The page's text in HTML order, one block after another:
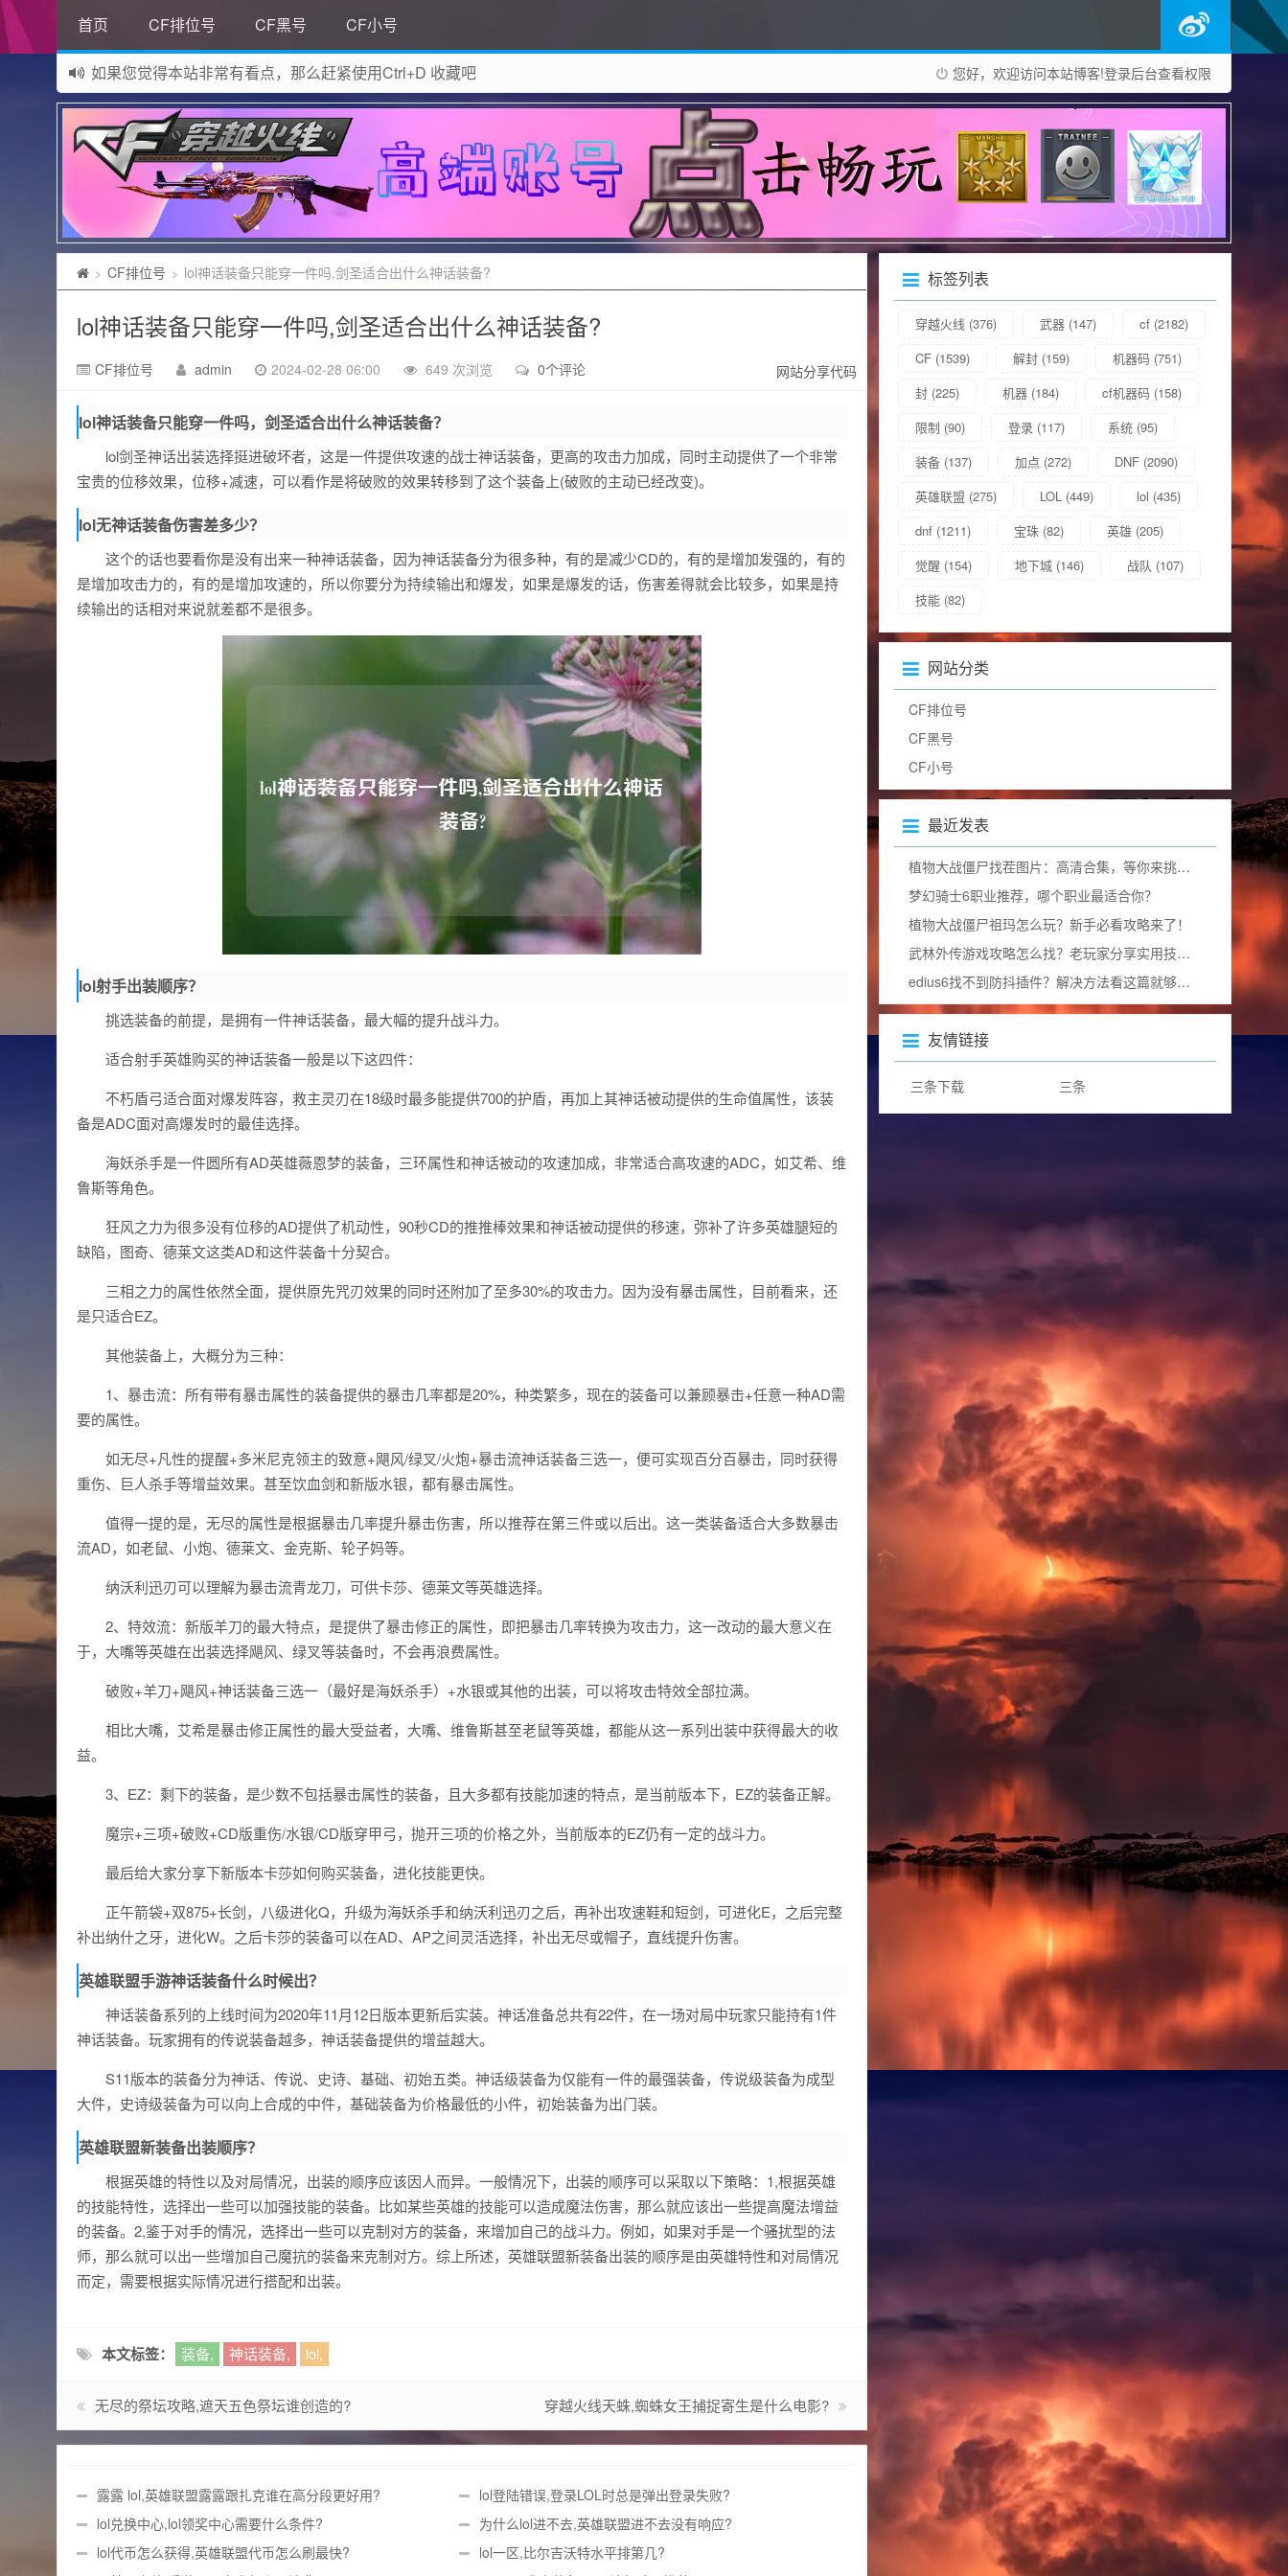
首页 CF排位号 CF黑号 CF小号
您好，欢迎访问本站博客!登录后台查看权限
如果您觉得本站非常有看点，那么赶紧使用Ctrl+D 收藏吧
网站所有资源均来自网络，如有侵权请联系站长删除！
> CF排位号 > lol神话装备只能穿一件吗,剑圣适合出什么神话装备?
lol神话装备只能穿一件吗,剑圣适合出什么神话装备?
CF排位号 admin 2024-02-28 06:00 649 次浏览 0个评论 网站分享代码
lol神话装备只能穿一件吗，剑圣适合出什么神话装备？
lol剑圣神话出装选择挺进破坏者，这是一件提供攻速的战士神话装备，更高的攻击力加成，同时主动提供了一个非常
宝贵的位移效果，位移+减速，可以看作是将破败的效果转移到了这个装备上(破败的主动已经改变)。
lol无神话装备伤害差多少？
这个的话也要看你是没有出来一种神话装备，因为神话装备分为很多种，有的是减少CD的，有的是增加发强的，有的
是增加攻击力的，有的是增加攻速的，所以你要分为持续输出和爆发，如果是爆发的话，伤害差得就会比较多，如果是持
续输出的话相对来说就差都不是很多。
lol射手出装顺序？
挑选装备的前提，是拥有一件神话装备，最大幅的提升战斗力。
适合射手英雄购买的神话装备一般是以下这四件：
不朽盾弓适合面对爆发阵容，救主灵刃在18级时最多能提供700的护盾，再加上其神话被动提供的生命值属性，该装
备是ADC面对高爆发时的最佳选择。
海妖杀手是一件圆所有AD英雄薇恩梦的装备，三环属性和神话被动的攻速加成，非常适合高攻速的ADC，如艾希、维
鲁斯等角色。
狂风之力为很多没有位移的AD提供了机动性，90秒CD的推推棒效果和神话被动提供的移速，弥补了许多英雄腿短的
缺陷，图奇、德莱文这类AD和这件装备十分契合。
三相之力的属性依然全面，提供原先咒刃效果的同时还附加了至多30%的攻击力。因为没有暴击属性，目前看来，还
是只适合EZ。
其他装备上，大概分为三种：
1、暴击流：所有带有暴击属性的装备提供的暴击几率都是20%，种类繁多，现在的装备可以兼顾暴击+任意一种AD需
要的属性。
如无尽+凡性的提醒+多米尼克领主的致意+飓风/绿叉/火炮+暴击流神话装备三选一，便可实现百分百暴击，同时获得
重伤、巨人杀手等增益效果。甚至饮血剑和新版水银，都有暴击属性。
值得一提的是，无尽的属性是根据暴击几率提升暴击伤害，所以推荐在第三件或以后出。这一类装备适合大多数暴击
流AD，如老鼠、小炮、德莱文、金克斯、轮子妈等。
纳沃利迅刃可以理解为暴击流青龙刀，可供卡莎、德莱文等英雄选择。
2、特效流：新版羊刀的最大特点，是提供了暴击修正的属性，即把暴击几率转换为攻击力，这一改动的最大意义在
于，大嘴等英雄在出装选择飓风、绿叉等装备时，不会再浪费属性。
破败+羊刀+飓风+神话装备三选一（最好是海妖杀手）+水银或其他的出装，可以将攻击特效全部拉满。
相比大嘴，艾希是暴击修正属性的最大受益者，大嘴、维鲁斯甚至老鼠等英雄，都能从这一系列出装中获得最大的收
益。
3、EZ：剩下的装备，是少数不包括暴击属性的装备，且大多都有技能加速的特点，是当前版本下，EZ的装备正解。
魔宗+三项+破败+CD版重伤/水银/CD版穿甲弓，抛开三项的价格之外，当前版本的EZ仍有一定的战斗力。
最后给大家分享下新版本卡莎如何购买装备，进化技能更快。
正午箭袋+双875+长剑，八级进化Q，升级为海妖杀手和纳沃利迅刃之后，再补出攻速鞋和短剑，可进化E，之后完整
补出纳什之牙，进化W。之后卡莎的装备可以在AD、AP之间灵活选择，补出无尽或帽子，直线提升伤害。
英雄联盟手游神话装备什么时候出？
神话装备系列的上线时间为2020年11月12日版本更新后实装。神话准备总共有22件，在一场对局中玩家只能持有1件
神话装备。玩家拥有的传说装备越多，神话装备提供的增益越大。
S11版本的装备分为神话、传说、史诗、基础、初始五类。神话级装备为仅能有一件的最强装备，传说级装备为成型
大件，史诗级装备为可以向上合成的中件，基础装备为价格最低的小件，初始装备为出门装。
英雄联盟新装备出装顺序？
根据英雄的特性以及对局情况，出装的顺序应该因人而异。一般情况下，出装的顺序可以采取以下策略：1,根据英雄
的技能特性，选择出一些可以加强技能的装备。比如某些英雄的技能可以造成魔法伤害，那么就应该出一些提高魔法增益
的装备。2,鉴于对手的情况，选择出一些可以克制对方的装备，来增加自己的战斗力。例如，如果对手是一个骚扰型的法
师，那么就可以出一些增加自己魔抗的装备来克制对方。综上所述，英雄联盟新装备出装的顺序是由英雄特性和对局情况
而定，需要根据实际情况进行搭配和出装。
本文标签： 装备, 神话装备, lol,
无尽的祭坛攻略,遮天五色祭坛谁创造的? 穿越火线天蛛,蜘蛛女王捕捉寄生是什么电影?
露露 lol,英雄联盟露露跟扎克谁在高分段更好用?
lol登陆错误,登录LOL时总是弹出登录失败?
lol兑换中心,lol领奖中心需要什么条件?
为什么lol进不去,英雄联盟进不去没有响应?
lol代币怎么获得,英雄联盟代币怎么刷最快?
lol一区,比尔吉沃特水平排第几?
标签列表
穿越火线 (376) 武器 (147) cf (2182)
CF (1539) 解封 (159) 机器码 (751)
封 (225) 机器 (184) cf机器码 (158)
限制 (90) 登录 (117) 系统 (95)
装备 (137) 加点 (272) DNF (2090)
英雄联盟 (275) LOL (449) lol (435)
dnf (1211) 宝珠 (82) 英雄 (205)
觉醒 (154) 地下城 (146) 战队 (107)
技能 (82)
网站分类
CF排位号
CF黑号
CF小号
最近发表
植物大战僵尸找茬图片：高清合集，等你来挑战眼力极限！
梦幻骑士6职业推荐，哪个职业最适合你？
植物大战僵尸祖玛怎么玩？新手必看攻略来了！
武林外传游戏攻略怎么找？老玩家分享实用技巧！
edius6找不到防抖插件？解决方法看这篇就够了！
友情链接
三条下载 三条